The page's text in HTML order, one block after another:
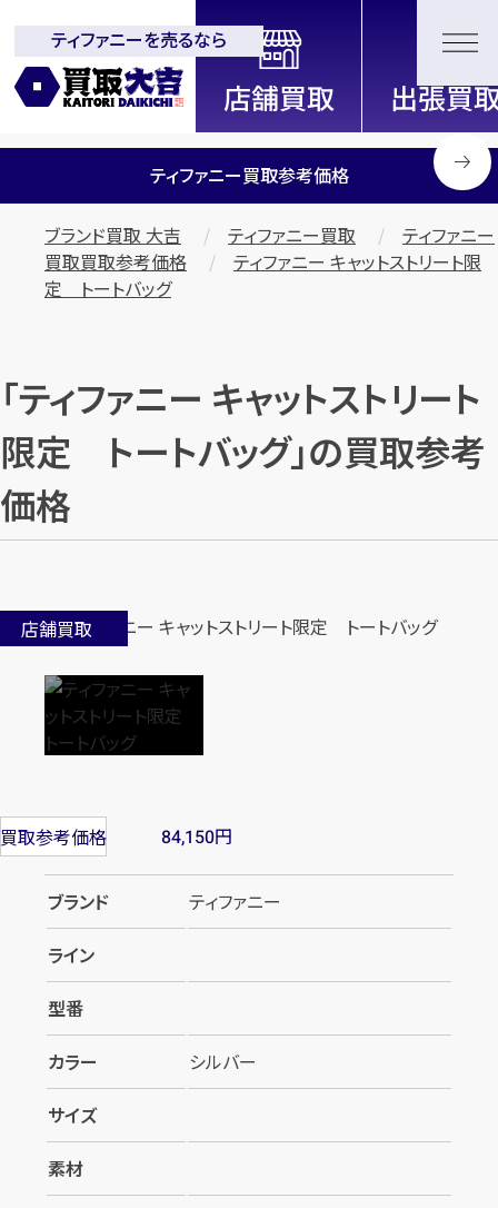
全国2200店舗以上展開中！
信頼と実績の買取専門店「買取大
吉」
ティファニーを売るなら
ティファニー買取参考価格
ブランド買取 大吉 ティファニー買取
ティファニー
買取買取参考価格
ティファニー キャットストリート限
定 トートバッグ
「ティファニー キャットストリート
限定 トートバッグ」の買取参考
価格
店舗買取
買取参考価格 84,150円
ブランド
ティファニー
ライン
型番
カラー
シルバー
サイズ
素材